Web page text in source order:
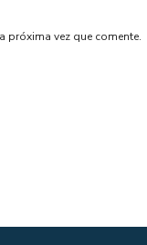
próxima vez que comente.